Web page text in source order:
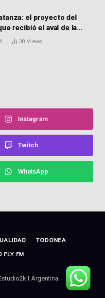
el proyecto del
recibió el aval de la
una obra frenada
30 Views
Instagram
Twitch
WhatsApp
TODONEA
FLY FM
Argentina.